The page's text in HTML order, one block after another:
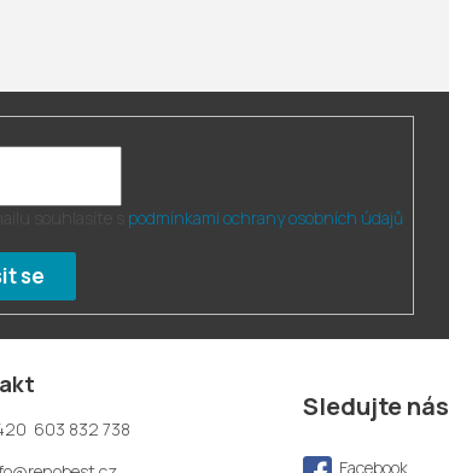
podmínkami ochrany osobních údajů
se
603 832 738
Sledujte nás
Facebook